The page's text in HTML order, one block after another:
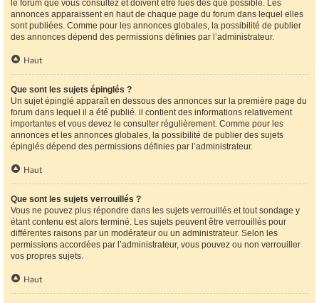
le forum que vous consultez et doivent être lues dès que possible. Les
annonces apparaissent en haut de chaque page du forum dans lequel elles
sont publiées. Comme pour les annonces globales, la possibilité de publier
des annonces dépend des permissions définies par l’administrateur.
Haut
Que sont les sujets épinglés ?
Un sujet épinglé apparaît en dessous des annonces sur la première page du
forum dans lequel il a été publié. il contient des informations relativement
importantes et vous devez le consulter régulièrement. Comme pour les
annonces et les annonces globales, la possibilité de publier des sujets
épinglés dépend des permissions définies par l’administrateur.
Haut
Que sont les sujets verrouillés ?
Vous ne pouvez plus répondre dans les sujets verrouillés et tout sondage y
étant contenu est alors terminé. Les sujets peuvent être verrouillés pour
différentes raisons par un modérateur ou un administrateur. Selon les
permissions accordées par l’administrateur, vous pouvez ou non verrouiller
vos propres sujets.
Haut